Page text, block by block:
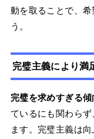
動を取ることで、
う。
完璧主義により満
完璧を求めすぎる傾
ているにも関わら
ます。完璧主義は